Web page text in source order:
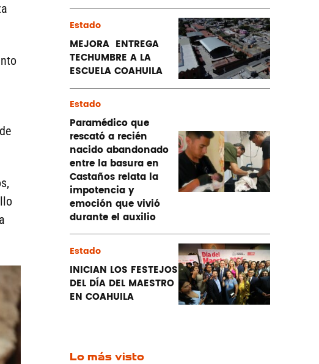
Estado
MEJORA ENTREGA
TECHUMBRE A LA
ESCUELA COAHUILA
Estado
Paramédico que
rescató a recién
nacido abandonado
entre la basura en
Castaños relata la
impotencia y
emoción que vivió
durante el auxilio
Estado
INICIAN LOS FESTEJOS
DEL DÍA DEL MAESTRO
EN COAHUILA
Lo más visto